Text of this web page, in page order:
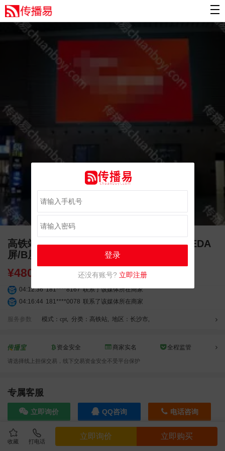
收藏 打电话
立即询价 立即购买
高铁站广告 长沙高铁南站东广场 候车厅LEDA
屏/B屏广告投放
¥48000.00
04:12:36 181****8167 联系了该媒体所在商家
04:16:44 181****0078 联系了该媒体所在商家
03:40:56 157****6971
联系了该媒体所在商家
02:32:27
176****3456
联系了该媒体所在商家
04:09:07 182****6963 联系了该媒体所在商家
05:24:34
06:11:20 166****9198
联系了该媒体所在商家
05:17:23 182****1341 联系了该媒体所在商家
03:00:41
联系了该媒体所在商家
05:19:34
150****6182 联系了该媒体所在商家
服务参数 模式：cpt, 分类：高铁站, 地区：长沙市,
资金安全 商家实名 全程监管
请选择线上担保交易，线下交易资金安全不受平台保护
专属客服
立即询价 QQ咨询 电话咨询
效果截图
登录
还没有账号? 立即注册